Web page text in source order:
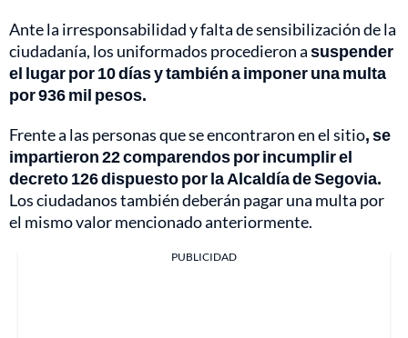
Ante la irresponsabilidad y falta de sensibilización de la
ciudadanía, los uniformados procedieron asuspender
el lugar por 10 días y también a imponer una multa
por 936 mil pesos.
Frente a las personas que se encontraron en el sitio, se
impartieron 22 comparendos por incumplir el
decreto 126 dispuesto por la Alcaldía de Segovia.
Los ciudadanos también deberán pagar una multa por
el mismo valor mencionado anteriormente.
PUBLICIDAD